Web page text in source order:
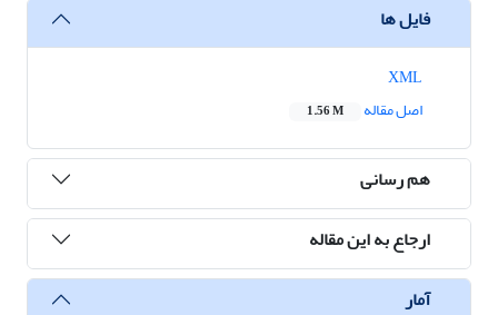
فایل ها
اصل مقاله
1.56 M
هم رسانی
ارجاع به این مقاله
آمار